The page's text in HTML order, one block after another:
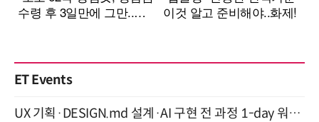
ET Events
UX 기획·DESIGN.md 설계·AI 구현 전 과정 1-day 워크숍 with Claude Code·Codex 9월 15일 개최